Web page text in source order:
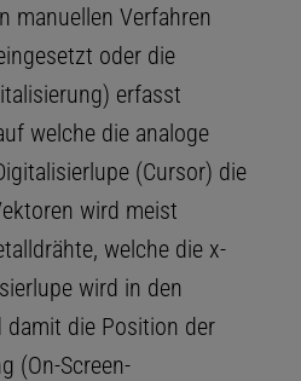
manuellen Verfahren
oder die
erfasst
welche die analoge
(Cursor) die
wird meist
welche die x-
wird in den
damit die Position der
(On-Screen-